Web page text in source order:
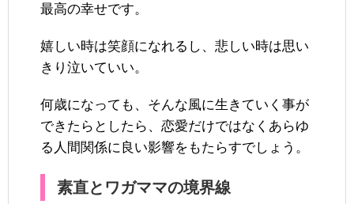
最高の幸せです。
嬉しい時は笑顔になれるし、悲しい時は思い
きり泣いていい。
何歳になっても、そんな風に生きていく事が
できたらとしたら、恋愛だけではなくあらゆ
る人間関係に良い影響をもたらすでしょう。
素直とワガママの境界線